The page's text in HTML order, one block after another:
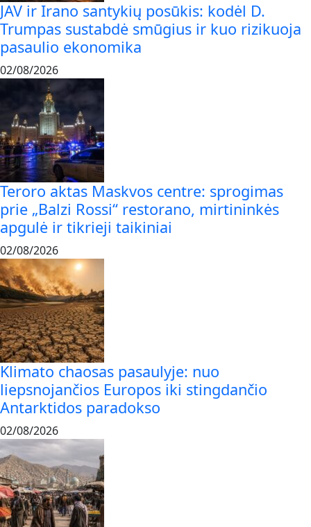
JAV ir Irano santykių posūkis: kodėl D.
Trumpas sustabdė smūgius ir kuo rizikuoja
pasaulio ekonomika
02/08/2026
Teroro aktas Maskvos centre: sprogimas
prie „Balzi Rossi“ restorano, mirtininkės
apgulė ir tikrieji taikiniai
02/08/2026
Klimato chaosas pasaulyje: nuo
liepsnojančios Europos iki stingdančio
Antarktidos paradokso
02/08/2026